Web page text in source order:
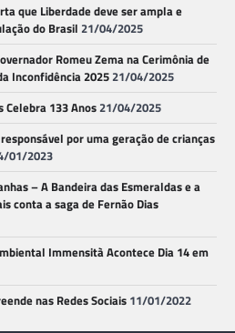
que Liberdade deve ser ampla e
do Brasil 21/04/2025
Romeu Zema na Cerimônia de
Inconfidência 202521/04/2025
Celebra 133 Anos21/04/2025
por uma geração de crianças
01/2023
– A Bandeira das Esmeraldas e a
conta a saga de Fernão Dias
Immensità Acontece Dia 14 em
nas Redes Sociais 11/01/2022